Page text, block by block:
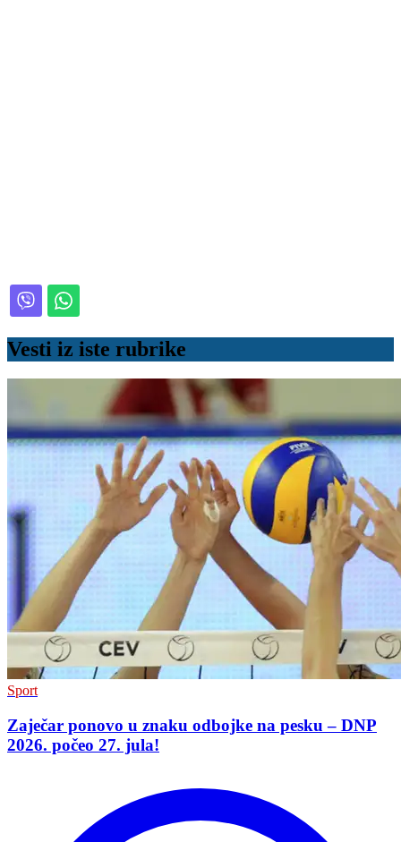
Vesti iz iste rubrike
Sport
Zaječar ponovo u znaku odbojke na pesku – DNP
2026. počeo 27. jula!